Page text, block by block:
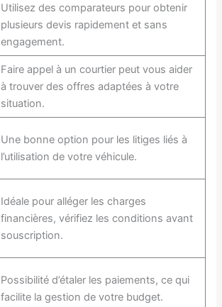
Utilisez des comparateurs pour obtenir
plusieurs devis rapidement et sans
engagement.
Faire appel à un courtier peut vous aider
à trouver des offres adaptées à votre
situation.
Une bonne option pour les litiges liés à
l’utilisation de votre véhicule.
Idéale pour alléger les charges
financières, vérifiez les conditions avant
souscription.
Possibilité d’étaler les paiements, ce qui
facilite la gestion de votre budget.